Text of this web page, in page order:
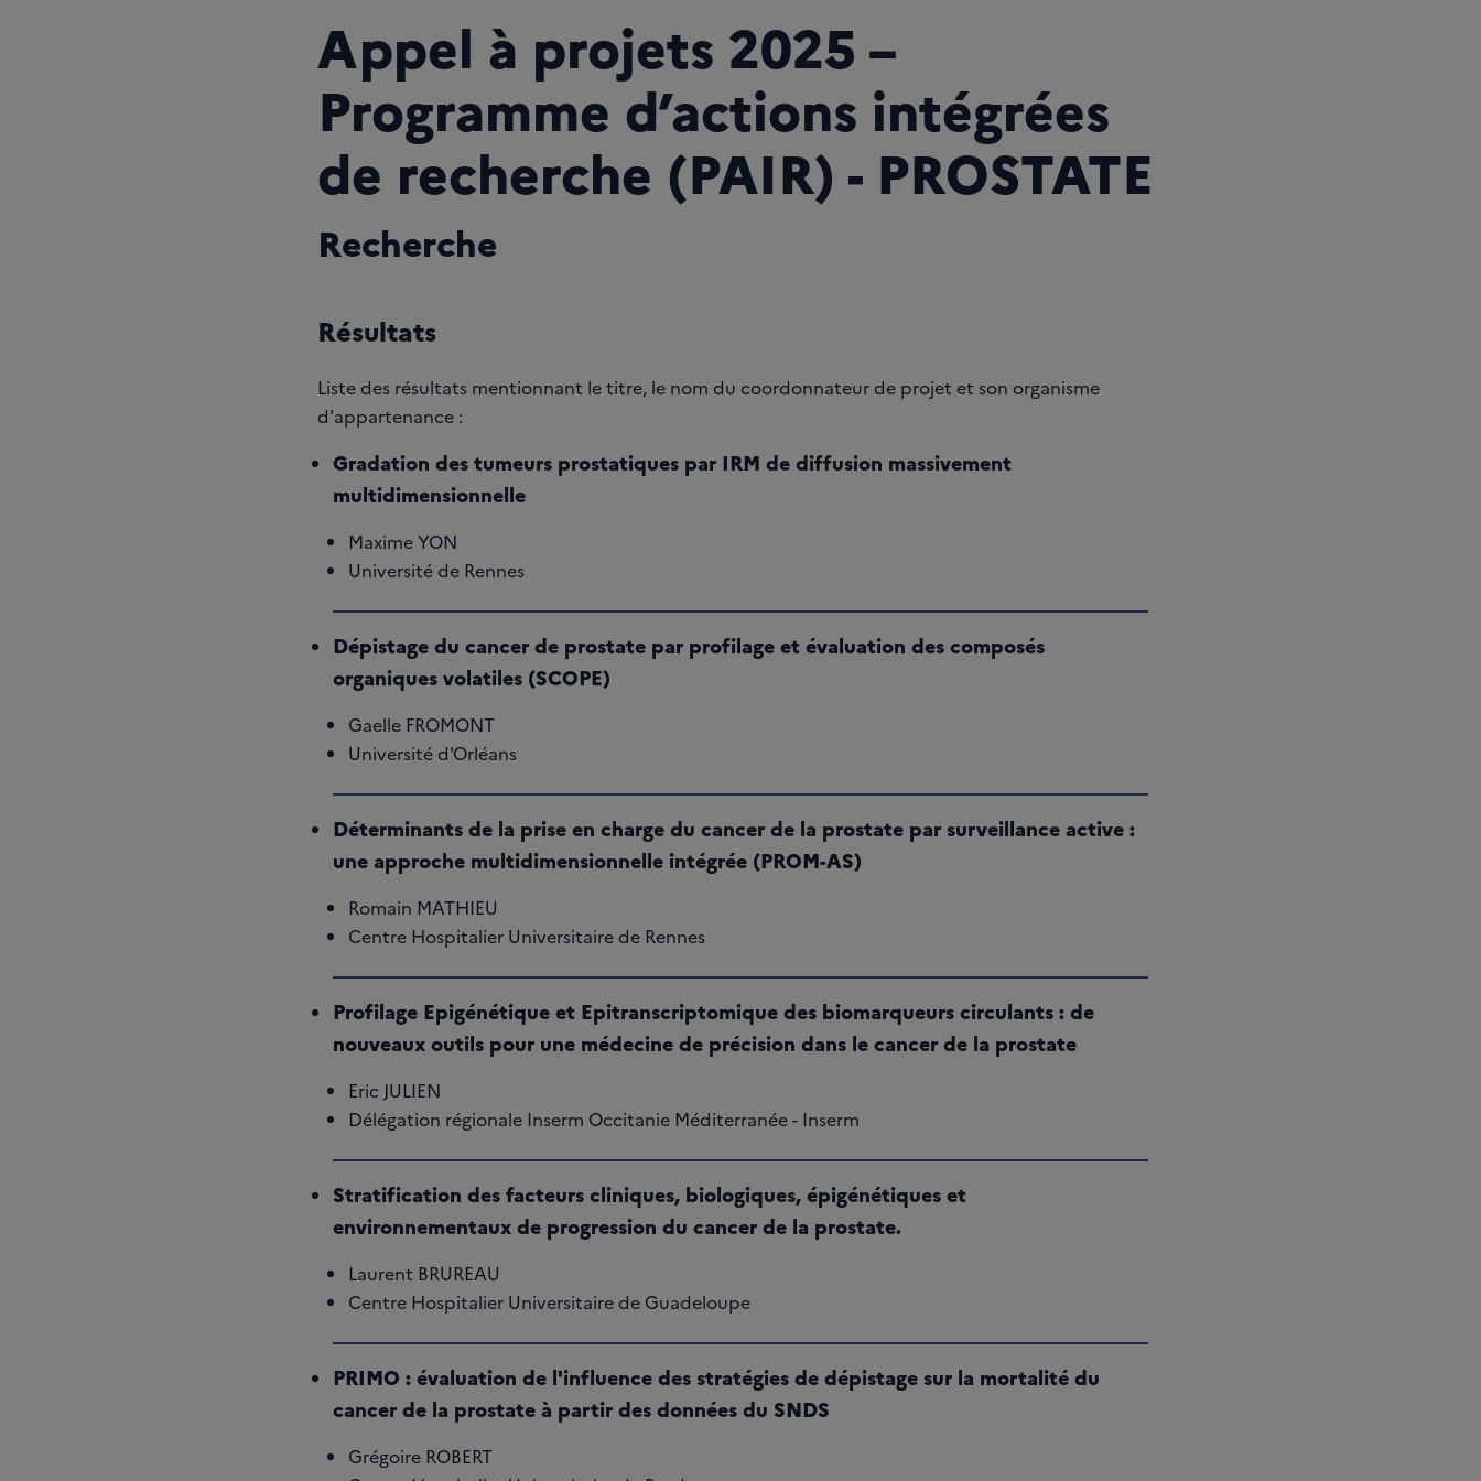
Appel à projets 2025 –
Programme d’actions intégrées
de recherche (PAIR) - PROSTATE
Recherche
Résultats
Liste des résultats mentionnant le titre, le nom du coordonnateur de projet et son organisme
d'appartenance :
Gradation des tumeurs prostatiques par IRM de diffusion massivement
multidimensionnelle
Maxime YON
Université de Rennes
Dépistage du cancer de prostate par profilage et évaluation des composés
organiques volatiles (SCOPE)
Gaelle FROMONT
Université d'Orléans
Déterminants de la prise en charge du cancer de la prostate par surveillance active :
une approche multidimensionnelle intégrée (PROM-AS)
Romain MATHIEU
Centre Hospitalier Universitaire de Rennes
Profilage Epigénétique et Epitranscriptomique des biomarqueurs circulants : de
nouveaux outils pour une médecine de précision dans le cancer de la prostate
Eric JULIEN
Délégation régionale Inserm Occitanie Méditerranée - Inserm
Stratification des facteurs cliniques, biologiques, épigénétiques et
environnementaux de progression du cancer de la prostate.
Laurent BRUREAU
Centre Hospitalier Universitaire de Guadeloupe
PRIMO : évaluation de l'influence des stratégies de dépistage sur la mortalité du
cancer de la prostate à partir des données du SNDS
Grégoire ROBERT